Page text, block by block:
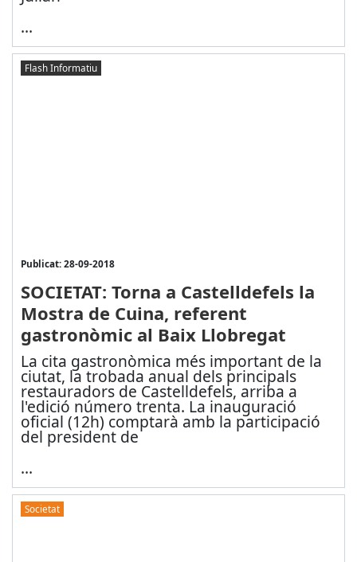
...
Flash Informatiu
Publicat: 28-09-2018
SOCIETAT: Torna a Castelldefels la
Mostra de Cuina, referent
gastronòmic al Baix Llobregat
La cita gastronòmica més important de la
ciutat, la trobada anual dels principals
restauradors de Castelldefels, arriba a
l'edició número trenta. La inauguració
oficial (12h) comptarà amb la participació
del president de
...
Societat